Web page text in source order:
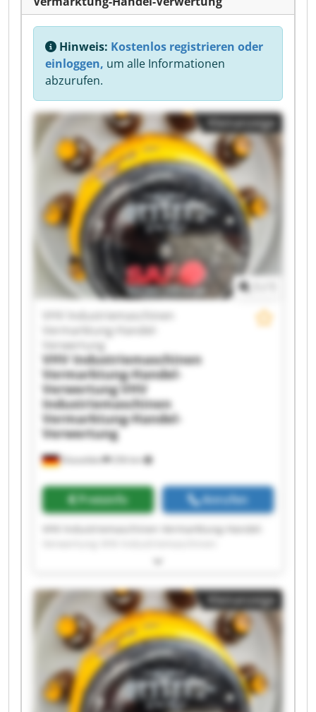
Hinweis: Kostenlos registrieren oder
einloggen, um alle Informationen
abzurufen.
Kleinanzeige
Düsseldorf 256 km
VHV Industriemaschinen
Vermarktung-Handel-
Verwertung
VHV Industriemaschinen
Vermarktung-Handel-
Verwertung VHV
Industriemaschinen
Vermarktung-Handel-
Verwertung
Preisinfo Anrufen
VHV Industriemaschinen Vermarktung-Handel-
Vermarktung-Handel-Verwertung VHV
Verwertung VHV Industriemaschinen
Vermarktung-Handel-Verwertung VHV
Industriemaschinen Vermarktung-Handel-
Verwertung VHV Industriemaschinen
Vermarktung-Handel-Verwertung VHV
Industriemaschinen Vermarktung-Handel-
Verwertung VHV Industriemaschinen
Vermarktung-Handel-Verwertung VHV
Industriemaschinen Vermarktung-Handel-
Kleinanzeige